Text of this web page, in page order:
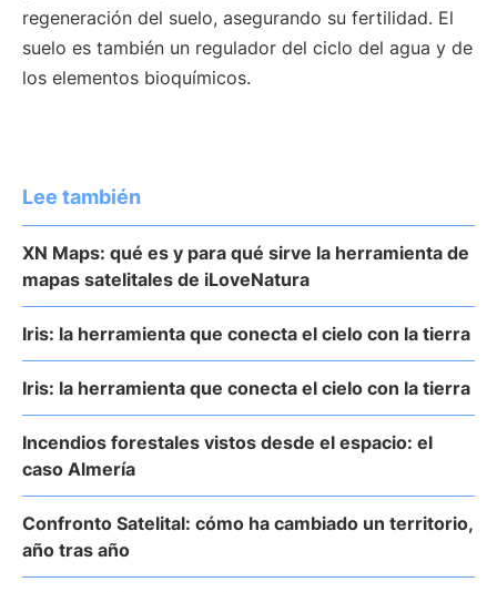
regeneración del suelo, asegurando su fertilidad. El
suelo es también un regulador del ciclo del agua y de
los elementos bioquímicos.
Lee también
XN Maps: qué es y para qué sirve la herramienta de
mapas satelitales de iLoveNatura
Iris: la herramienta que conecta el cielo con la tierra
Iris: la herramienta que conecta el cielo con la tierra
Incendios forestales vistos desde el espacio: el
caso Almería
Confronto Satelital: cómo ha cambiado un territorio,
año tras año